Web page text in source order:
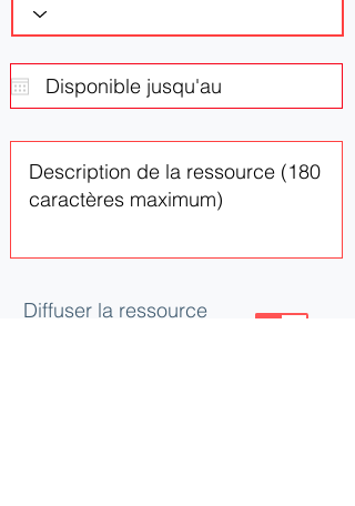
Diffuser la ressource